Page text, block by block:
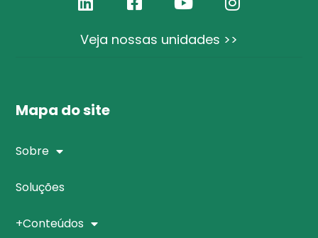
Veja nossas unidades >>
Mapa do site
Sobre
Soluções
+Conteúdos